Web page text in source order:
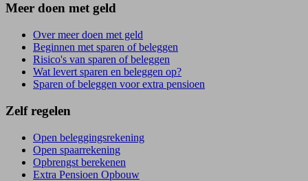
Meer doen met geld
Over meer doen met geld
Beginnen met sparen of beleggen
Risico's van sparen of beleggen
Wat levert sparen en beleggen op?
Sparen of beleggen voor extra pensioen
Zelf regelen
Open beleggingsrekening
Open spaarrekening
Opbrengst berekenen
Extra Pensioen Opbouw